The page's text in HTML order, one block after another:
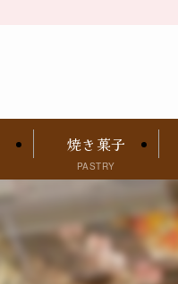
焼き菓子
PASTRY